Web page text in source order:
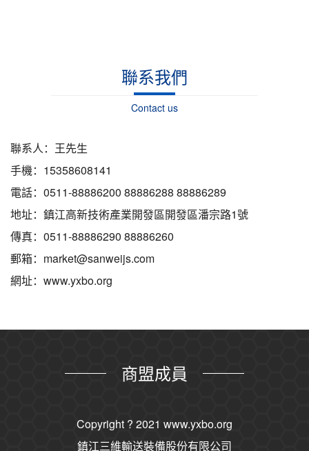
聯系我們
Contact us
聯系人：王先生
手機：15358608141
電話：0511-88886200 88886288 88886289
地址：鎮江高新技術產業開發區開發區潘宗路1號
傳真：0511-88886290 88886260
郵箱：market@sanweijs.com
網址：www.yxbo.org
商盟成員
Copyright ? 2021 www.yxbo.org
鎮江三維輸送裝備股份有限公司